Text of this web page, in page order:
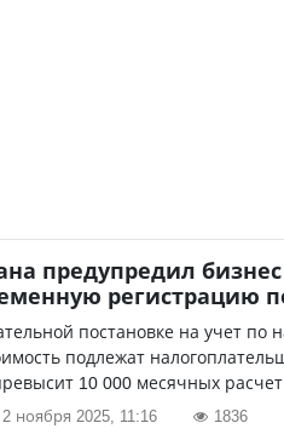
предупредил
регистрацию
постановке на учет по
подлежат
10 000 месячных
2 ноября 2025, 11:16 1836